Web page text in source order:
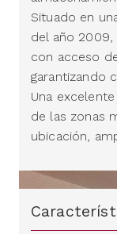
Situado en
del año
con acceso
garantizando
Una
de las zonas
ubicación,